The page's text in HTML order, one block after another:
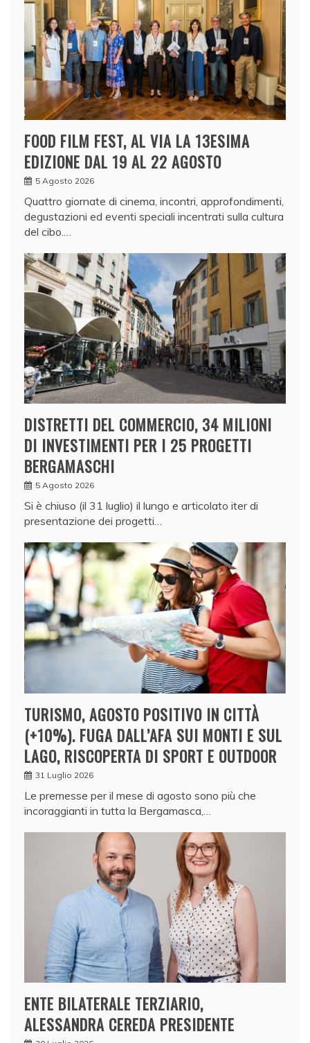
FOOD FILM FEST, AL VIA LA 13ESIMA
EDIZIONE DAL 19 AL 22 AGOSTO
5 Agosto 2026
Quattro giornate di cinema, incontri, approfondimenti,
degustazioni ed eventi speciali incentrati sulla cultura
del cibo.…
DISTRETTI DEL COMMERCIO, 34 MILIONI
DI INVESTIMENTI PER I 25 PROGETTI
BERGAMASCHI
5 Agosto 2026
Si è chiuso (il 31 luglio) il lungo e articolato iter di
presentazione dei progetti…
TURISMO, AGOSTO POSITIVO IN CITTÀ
(+10%). FUGA DALL’AFA SUI MONTI E SUL
LAGO, RISCOPERTA DI SPORT E OUTDOOR
31 Luglio 2026
Le premesse per il mese di agosto sono più che
incoraggianti in tutta la Bergamasca,…
ENTE BILATERALE TERZIARIO,
ALESSANDRA CEREDA PRESIDENTE